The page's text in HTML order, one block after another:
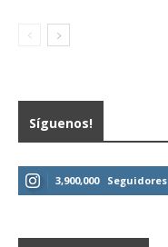
Síguenos!
3,900,000 Seguidores